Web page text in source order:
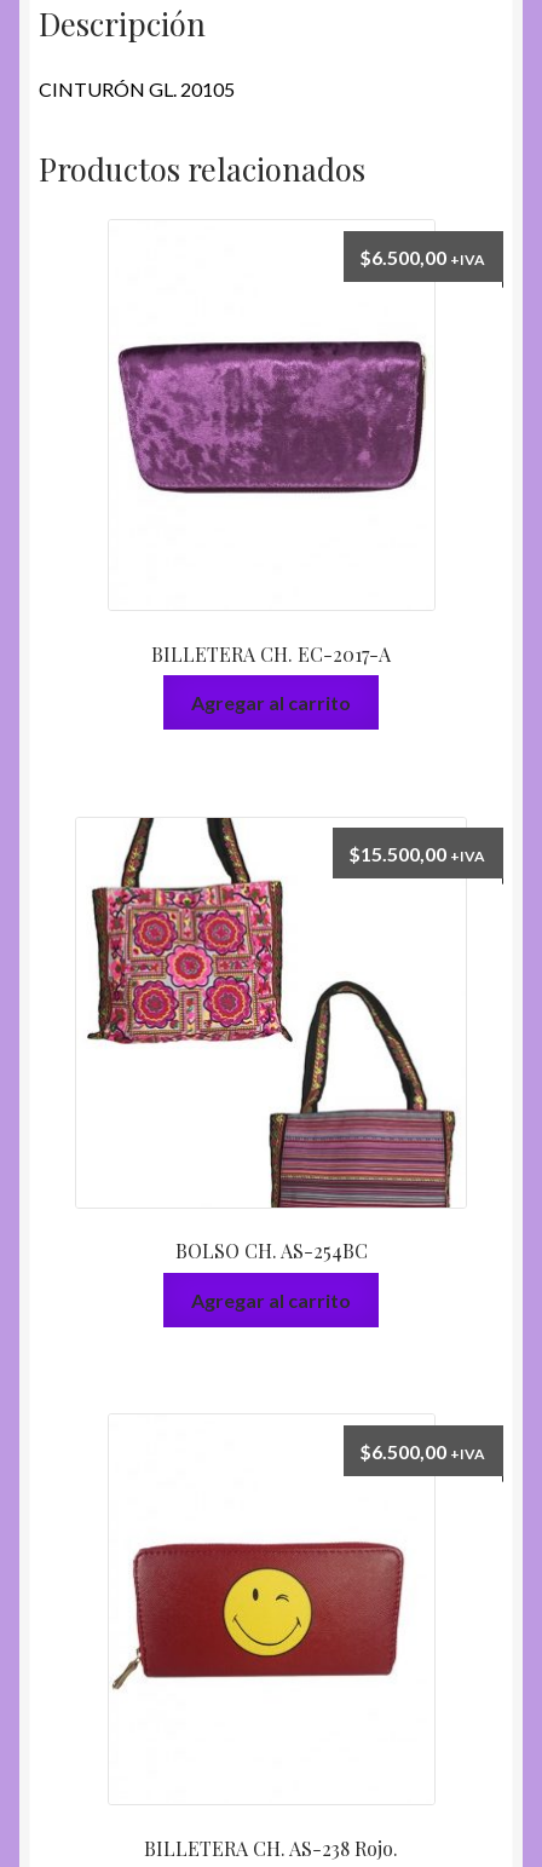
Descripción
CINTURÓN GL. 20105
Productos relacionados
BILLETERA CH. EC-2017-A
$6.500,00 +IVA
Agregar al carrito
BOLSO CH. AS-254BC
$15.500,00 +IVA
Agregar al carrito
BILLETERA CH. AS-238 Rojo.
$6.500,00 +IVA